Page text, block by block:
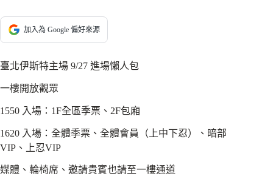
加入為 Google 偏好來源
臺北伊斯特主場 9/27 進場懶人包
一樓開放觀眾
1550 入場：1F全區季票、2F包廂
1620 入場：全體季票、全體會員（上中下忍）、暗部
VIP、上忍VIP
媒體、輪椅席、邀請貴賓也請至一樓通道